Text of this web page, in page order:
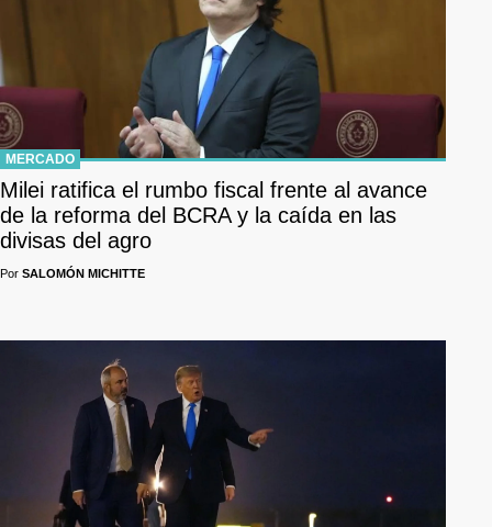
MERCADO
Milei ratifica el rumbo fiscal frente al avance
de la reforma del BCRA y la caída en las
divisas del agro
Por SALOMÓN MICHITTE